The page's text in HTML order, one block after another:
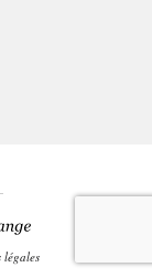
légales